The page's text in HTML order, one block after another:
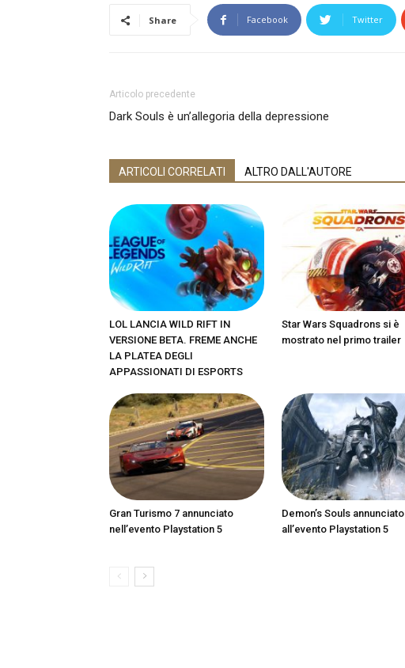
Share Facebook Twitter
Articolo precedente
Dark Souls è un’allegoria della depressione
ARTICOLI CORRELATI ALTRO DALL'AUTORE
LOL LANCIA WILD RIFT IN
VERSIONE BETA. FREME ANCHE
LA PLATEA DEGLI
APPASSIONATI DI ESPORTS
Star Wars Squadrons si è
mostrato nel primo trailer
Gran Turismo 7 annunciato
nell’evento Playstation 5
Demon’s Souls annunciato
all’evento Playstation 5